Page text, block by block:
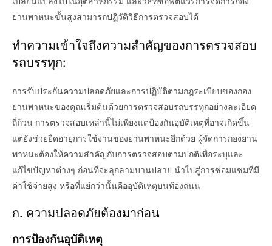
ยานพาหนะขั้นสูงสามารถปฏิวัติวิธีการตรวจสอบได้
ทำความเข้าใจถึงความสำคัญของการตรวจสอบ
รถบรรทุก:
การรับประกันความปลอดภัยและการปฏิบัติตามกฎระเบียบของกอง
ยานพาหนะของคุณเริ่มต้นด้วยการตรวจสอบรถบรรทุกอย่างละเอียด
ถี่ถ้วน การตรวจสอบเหล่านี้ไม่เพียงแต่ป้องกันอุบัติเหตุที่อาจเกิดขึ้น
แต่ยังช่วยยืดอายุการใช้งานของยานพาหนะอีกด้วย ผู้จัดการกองยาน
พาหนะต้องให้ความสำคัญกับการตรวจสอบตามปกติเพื่อระบุและ
แก้ไขปัญหาต่างๆ ก่อนที่จะลุกลามบานปลาย นำไปสู่การซ่อมแซมที่มี
ค่าใช้จ่ายสูง หรือที่แย่กว่านั้นคืออุบัติเหตุบนท้องถนน
ก. ความปลอดภัยต้องมาก่อน
การป้องกันอุบัติเหตุ